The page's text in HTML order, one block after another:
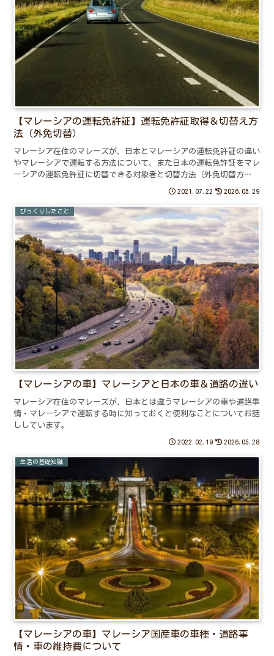
【マレーシアの運転免許証】運転免許証取得＆切替え方
法（外免切替）
マレーシア在住のマレーズが、日本とマレーシアの運転免許証の違い
やマレーシアで運転する方法について、また日本の運転免許証をマレ
ーシアの運転免許証に切替できる対象者と切替方法（外免切替方
法）・注意すべき点などについてご紹介しています。
2021.07.22 2026.05.29
びっくりしたこと
【マレーシアの車】マレーシアと日本の車＆道路の違い
マレーシア在住のマレーズが、日本とは違うマレーシアの車や道路事
情・マレーシアで運転する時に知っておくと便利なことについてお話
ししています。
2022.02.19 2026.05.28
生活の基礎知識
【マレーシアの車】マレーシア国産車の車種・道路事
情・車の維持費について